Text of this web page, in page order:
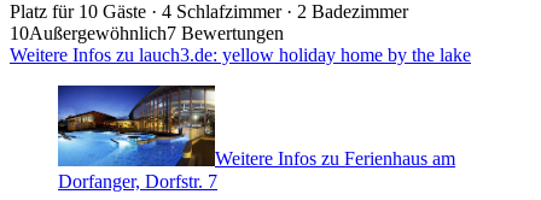
Platz für 10 Gäste · 4 Schlafzimmer · 2 Badezimmer
10Außergewöhnlich7 Bewertungen
Weitere Infos zu lauch3.de: yellow holiday home by the lake
Weitere Infos zu Ferienhaus am
Dorfanger, Dorfstr. 7